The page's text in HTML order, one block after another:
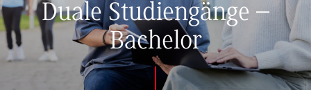
Duale Studiengänge –
Bachelor